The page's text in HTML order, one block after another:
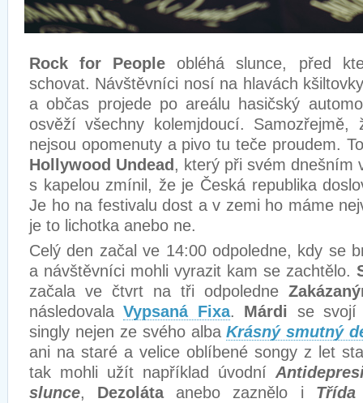
Rock for People obléhá slunce, před
schovat. Návštěvníci nosí na hlavách
a občas projede po areálu hasičský
osvěží všechny kolemjdoucí.
nejsou opomenuty a pivo tu teče proudem.
Hollywood Undead , který při svém dnešním
s kapelou zmínil, že je Česká republika
Je ho na festivalu dost a v zemi ho máme
je to lichotka anebo ne.
Celý den začal ve 14:00 odpoledne, kdy se
a návštěvníci mohli vyrazit kam se zachtělo.
začala ve čtvrt na tři odpoledne
následovalaVypsaná Fixa. Márdi se svojí
singly nejen ze svého albaKrásný smutný
ani na staré a velice oblíbené songy z let
tak mohli užít například úvodní
slunce, Dezoláta anebo zaznělo i